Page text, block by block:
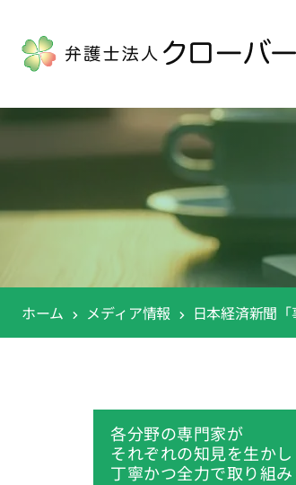
ホーム メディア情報 日本経済新聞
各分野の専門家が
それぞれの知見を生かし
丁寧かつ全力で取り組み